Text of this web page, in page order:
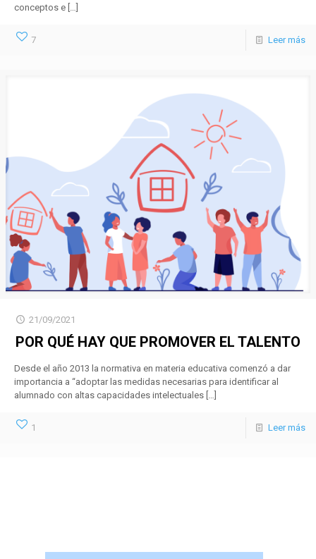
conceptos e […]
7 Leer más
21/09/2021
POR QUÉ HAY QUE PROMOVER EL TALENTO
Desde el año 2013 la normativa en materia educativa comenzó a dar
importancia a “adoptar las medidas necesarias para identificar al
alumnado con altas capacidades intelectuales […]
1 Leer más